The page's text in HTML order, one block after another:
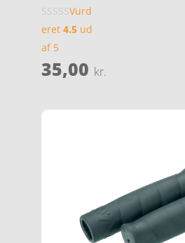
Vurd
eret 4.5ud
af 5
35,00 kr.